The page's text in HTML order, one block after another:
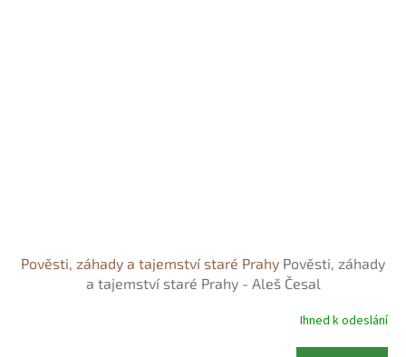
Pověsti, záhady a tajemství staré Prahy Pověsti, záhady
a tajemství staré Prahy - Aleš Česal
Ihned k odeslání